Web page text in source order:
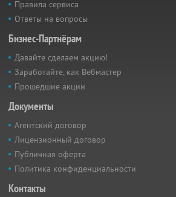
Правила сервиса
Ответы на вопросы
Бизнес-Партнёрам
Давайте сделаем акцию!
Заработайте, как Вебмастер
Прошедшие акции
Документы
Агентский договор
Лицензионный договор
Публичная оферта
Политика конфиденциальности
Контакты